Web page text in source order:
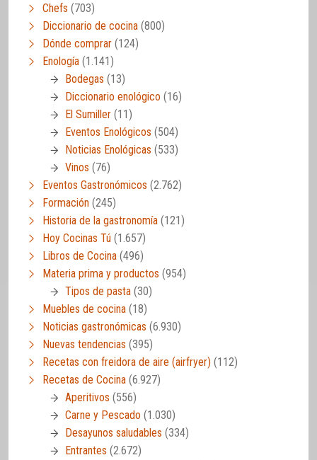
Chefs (703)
Diccionario de cocina (800)
Dónde comprar (124)
Enología (1.141)
Bodegas (13)
Diccionario enológico (16)
El Sumiller (11)
Eventos Enológicos (504)
Noticias Enológicas (533)
Vinos (76)
Eventos Gastronómicos (2.762)
Formación (245)
Historia de la gastronomía (121)
Hoy Cocinas Tú (1.657)
Libros de Cocina (496)
Materia prima y productos (954)
Tipos de pasta (30)
Muebles de cocina (18)
Noticias gastronómicas (6.930)
Nuevas tendencias (395)
Recetas con freidora de aire (airfryer) (112)
Recetas de Cocina (6.927)
Aperitivos (556)
Carne y Pescado (1.030)
Desayunos saludables (334)
Entrantes (2.672)